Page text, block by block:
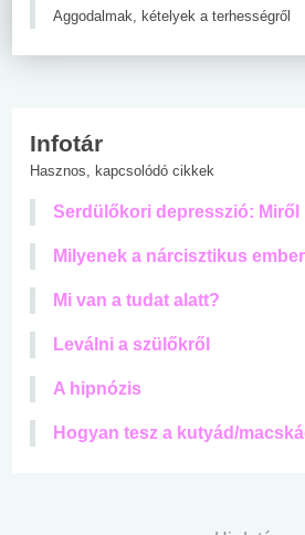
Aggodalmak, kételyek a terhességről
Infotár
Hasznos, kapcsolódó cikkek
Serdülőkori depresszió: Miről
Milyenek a nárcisztikus
Mi van a tudat alatt?
Leválni a szülőkről
A hipnózis
Hogyan tesz a kutyád/